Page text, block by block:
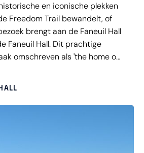
en iconische plekken
Freedom Trail bewandelt, of
brengt aan de Faneuil Hall
Faneuil Hall. Dit prachtige
omschreven als 'the home of
Amerika. Het is absoluut de